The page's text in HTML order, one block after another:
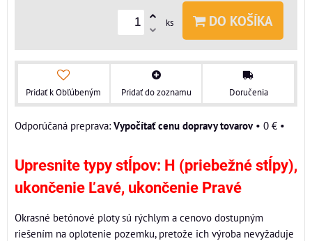
ks DO KOŠÍKA
Pridať k Obľúbeným Pridať do zoznamu Doručenia
Vypočítať cenu dopravy tovarov• 0 € •
Upresnite typy stĺpov: H (priebežné stĺpy),
ukončenie Ľavé, ukončenie Pravé
Okrasné betónové ploty sú rýchlym a cenovo dostupným
riešením na oplotenie pozemku, pretože ich výroba nevyžaduje